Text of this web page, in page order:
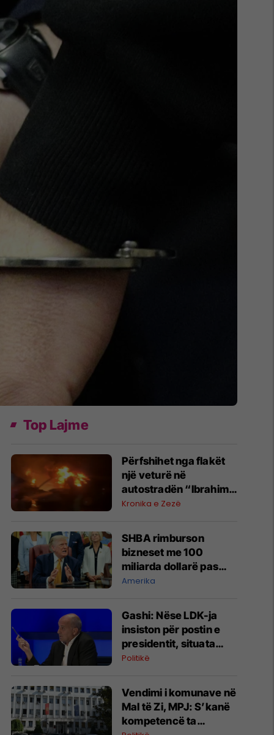
Top Lajme
Përfshihet nga flakët
një veturë në
autostradën “Ibrahim
Rugova”
Kronika e Zezë
SHBA rimburson
bizneset me 100
miliarda dollarë pas
anulimit të tarifave të
Amerika
Gashi: Nëse LDK-ja
insiston për postin e
presidentit, situata
komplikohet - pres që
Politikë
Vendimi i komunave në
Mal të Zi, MPJ: S’kanë
kompetencë ta